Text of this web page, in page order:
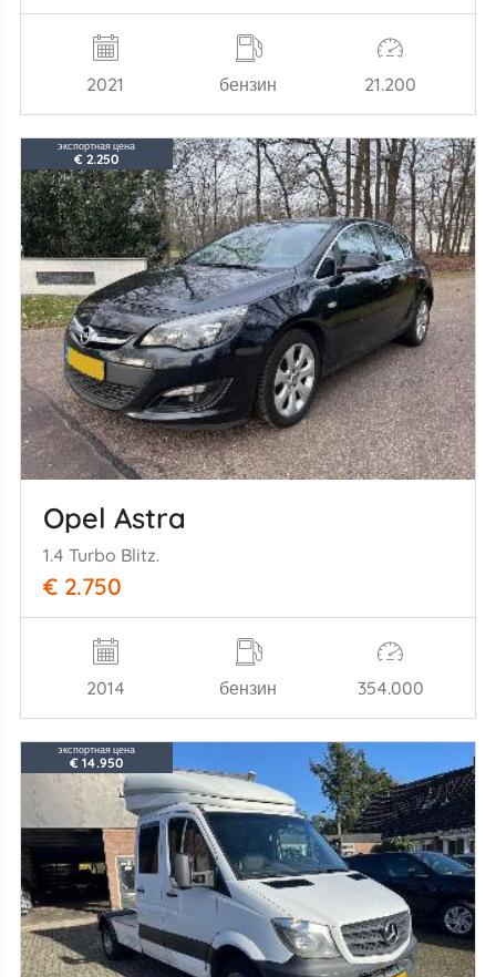
2021 бензин 21.200
экспортная цена
€ 2.250
Opel Astra
1.4 Turbo Blitz.
€ 2.750
2014 бензин 354.000
экспортная цена
€ 14.950